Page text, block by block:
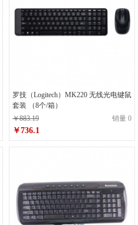
罗技（Logitech）MK220 无线光电键鼠
套装 （8个/箱）
￥883.19
销量 0
￥736.1